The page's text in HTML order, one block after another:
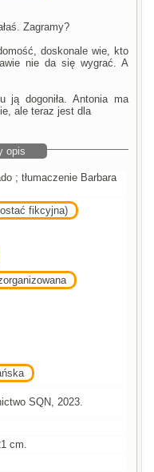
Zagramy?
doskonale wie, kto
nie da się wygrać. A
ją dogoniła. Antonia ma
ale teraz jest dla
opis
; tłumaczenie Barbara
fikcyjna)
SQN, 2023.
cm.